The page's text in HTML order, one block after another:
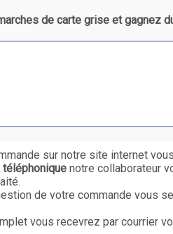
de carte grise et gagnez
sur notre site internet
notre collaborateur
de votre commande vous
vous recevrez par courrier